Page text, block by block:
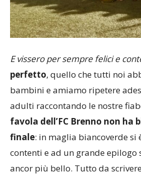
E vissero per sempre felici e
perfetto, quello che tutti noi
bambini e amiamo ripetere
adulti raccontando le nostre
favola dell’FC Brenno non ha
finale: in maglia biancoverde si
contenti e ad un grande epilogo
ancor più bello. Tutto da